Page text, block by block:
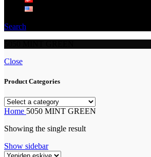
Search
Close
Product Categories
Home 5050 MINT GREEN
Showing the single result
Show sidebar